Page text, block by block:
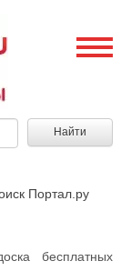
Найти
Портал.ру
бесплатных